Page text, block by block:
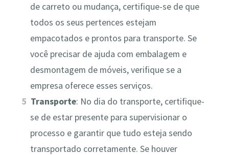
de carreto ou mudança, certifique-se de que
todos os seus pertences estejam
empacotados e prontos para transporte. Se
você precisar de ajuda com embalagem e
desmontagem de móveis, verifique se a
empresa oferece esses serviços.
Transporte: No dia do transporte, certifique-
se de estar presente para supervisionar o
processo e garantir que tudo esteja sendo
transportado corretamente. Se houver